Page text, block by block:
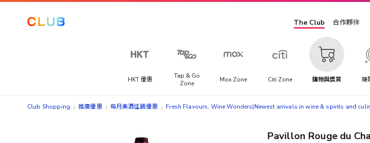
The Club 合作夥伴
HKT 優惠
Tap & Go
Zone
Mox Zone Citi Zone 購物與獎賞 賺
Club Shopping 推廣優惠 每月美酒佳餚優惠 Fresh Flavours, Wine Wonders|​Newest arrivals in wine & spirits and
Pavillon Rouge du